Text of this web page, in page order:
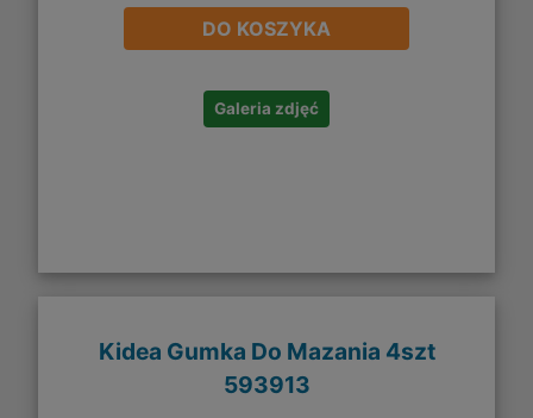
DO KOSZYKA
Galeria zdjęć
Kidea Gumka Do Mazania 4szt
593913